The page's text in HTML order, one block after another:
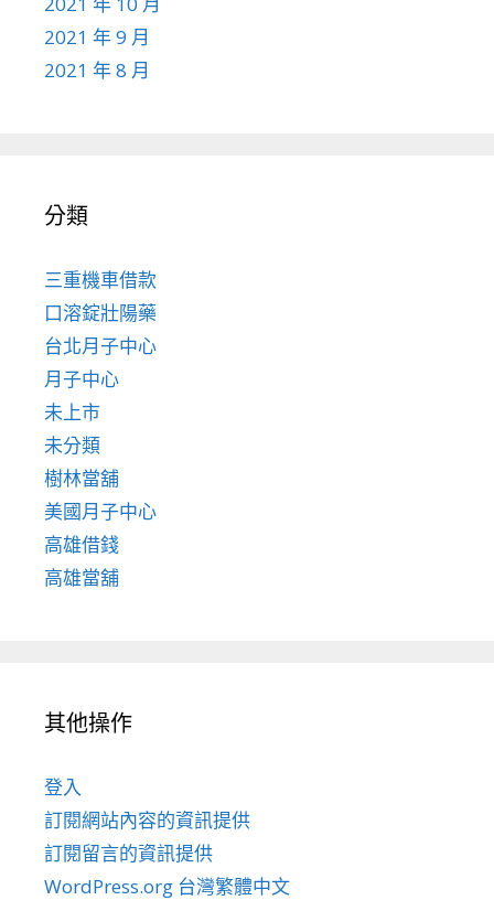
2021 年 9 月
2021 年 8 月
分類
三重機車借款
口溶錠壯陽藥
台北月子中心
月子中心
未上市
未分類
樹林當舖
美國月子中心
高雄借錢
高雄當舖
其他操作
登入
訂閱網站內容的資訊提供
訂閱留言的資訊提供
WordPress.org 台灣繁體中文